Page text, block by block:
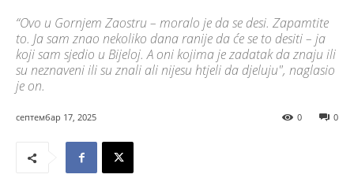
“Ovo u Gornjem Zaostru – moralo je da se desi. Zapamtite
to. Ja sam znao nekoliko dana ranije da će se to desiti – ja
koji sam sjedio u Bijeloj. A oni kojima je zadatak da znaju ili
su neznaveni ili su znali ali nijesu htjeli da djeluju", naglasio
je on.
септембар 17, 2025 0
0